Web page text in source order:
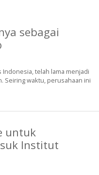
sebagai
Indonesia, telah lama menjadi
Seiring waktu, perusahaan ini
untuk
Institut